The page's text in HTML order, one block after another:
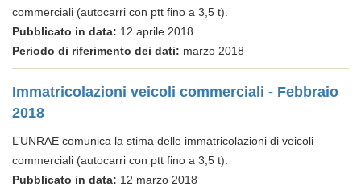
commerciali (autocarri con ptt fino a 3,5 t).
Pubblicato in data: 12 aprile 2018
Periodo di riferimento dei dati: marzo 2018
Immatricolazioni veicoli commerciali - Febbraio
2018
L’UNRAE comunica la stima delle immatricolazioni di veicoli
commerciali (autocarri con ptt fino a 3,5 t).
Pubblicato in data: 12 marzo 2018